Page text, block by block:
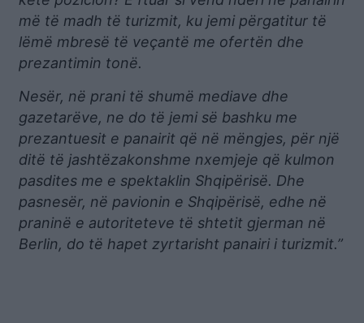
më të madh të turizmit, ku jemi përgatitur të
lëmë mbresë të veçantë me ofertën dhe
prezantimin tonë.
Nesër, në prani të shumë mediave dhe
gazetarëve, ne do të jemi së bashku me
prezantuesit e panairit që në mëngjes, për një
ditë të jashtëzakonshme nxemjeje që kulmon
pasdites me e spektaklin Shqipërisë. Dhe
pasnesër, në pavionin e Shqipërisë, edhe në
praninë e autoriteteve të shtetit gjerman në
Berlin, do të hapet zyrtarisht panairi i turizmit.”